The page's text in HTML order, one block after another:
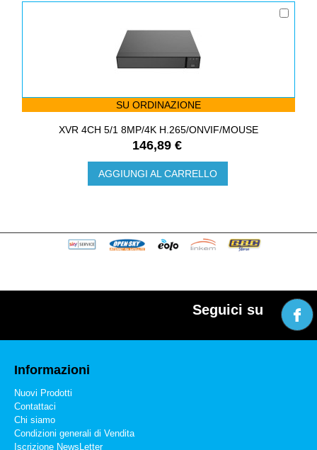
SU ORDINAZIONE
XVR 4CH 5/1 8MP/4K H.265/ONVIF/MOUSE
146,89 €
AGGIUNGI AL CARRELLO
Seguici su
Informazioni
Nuovi Prodotti
Contattaci
Chi siamo
Condizioni generali di Vendita
Iscrizione NewsLetter